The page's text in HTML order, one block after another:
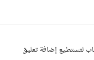
لتستطيع إضافة تعليق